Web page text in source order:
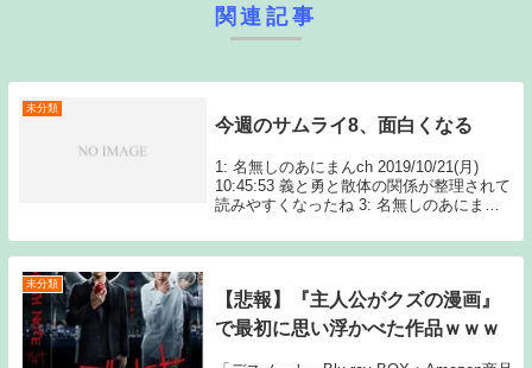
関連記事
未分類
今週のサムライ8、面白くなる
1: 名無しのあにまんch 2019/10/21(月)
10:45:53 義と勇と散体の関係が整理されて
読みやすくなったね 3: 名無しのあにまん
ざるは勇無 Source: あ...
未分類
【悲報】『主人公がクズの漫画』
で最初に思い浮かべた作品ｗｗｗ